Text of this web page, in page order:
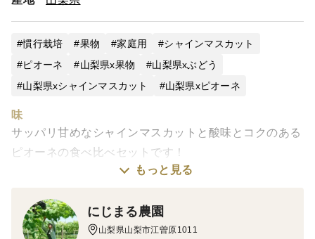
慣行栽培 果物 家庭用
シャインマスカット
ピオーネ
山梨県x果物
山梨県xぶどう
山梨県xシャインマスカット
山梨県xピオーネ
味
サッパリ甘めなシャインマスカットと酸味とコクのある
ピオーネの食べ比べセットです！
旬の果実をぜひお楽しみください！
栽培・生産のこだわり
①草生栽培による循環型栽培方法
もっと見る
にじまる農園
山梨県山梨市江曽原1011